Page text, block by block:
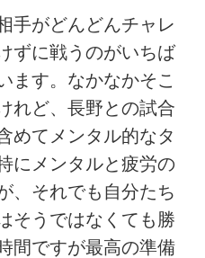
手がどんどんチャレ
ずに戦うのがいちば
ます。なかなかそこ
れど、長野との試合
めてメンタル的なタ
にメンタルと疲労の
、それでも自分たち
そうではなくても勝
間ですが最高の準備